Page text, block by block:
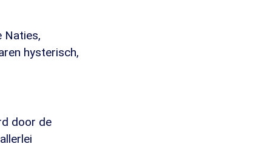
Naties,
hysterisch,
door de